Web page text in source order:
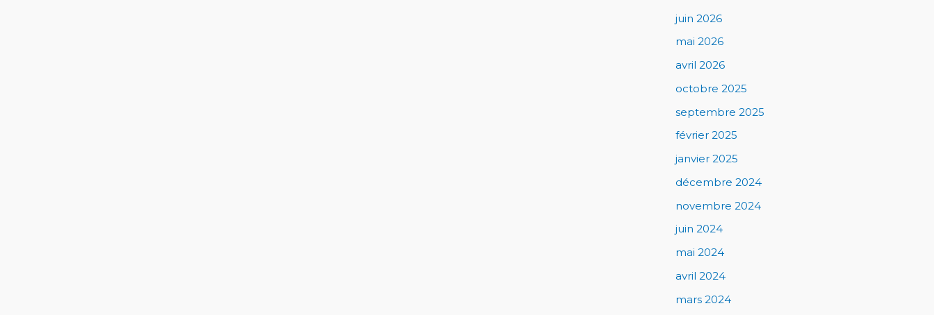
juin 2026
mai 2026
avril 2026
octobre 2025
septembre 2025
février 2025
janvier 2025
décembre 2024
novembre 2024
juin 2024
mai 2024
avril 2024
mars 2024